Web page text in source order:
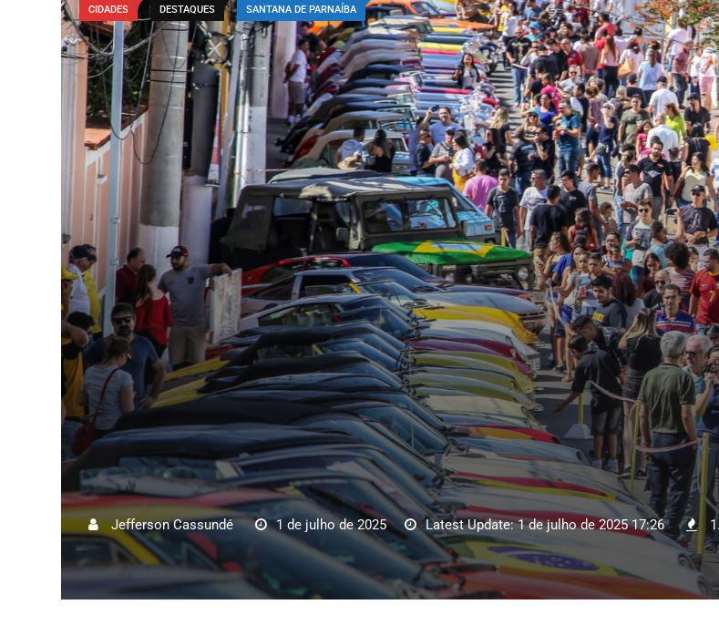
CIDADES DESTAQUES SANTANA DE PARNAÍBA
Jefferson Cassundé 1 de julho de 2025 Latest Update: 1 de julho de 2025 17:26